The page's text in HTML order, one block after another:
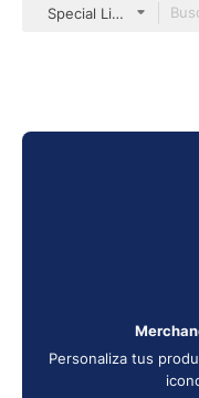
Special Lineal
Personaliza tus